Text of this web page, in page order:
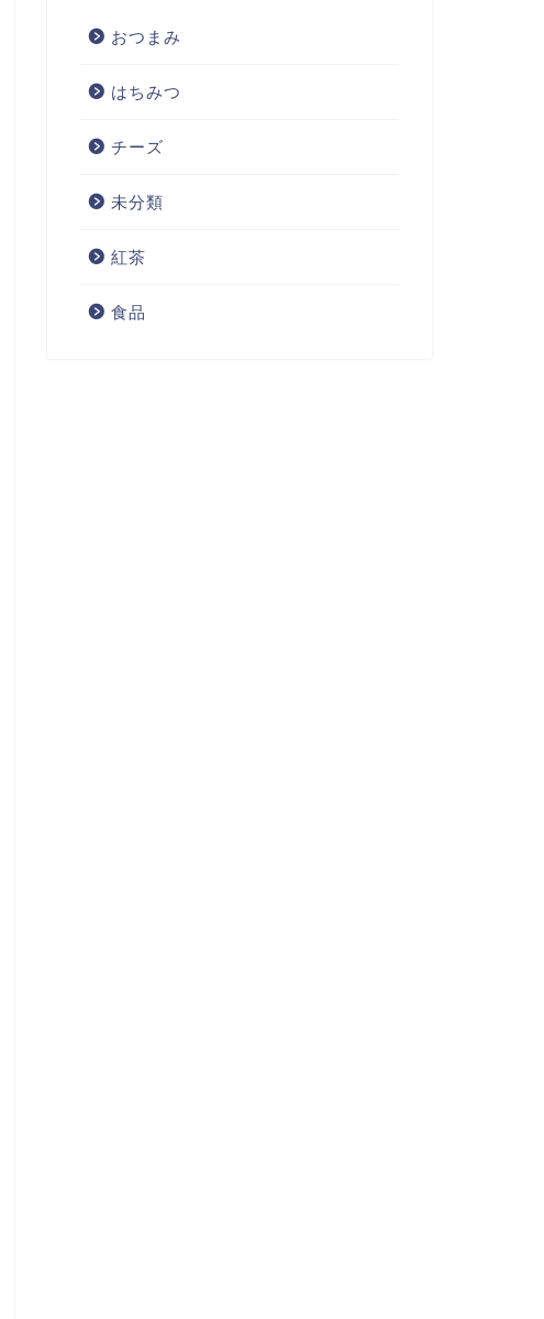
おつまみ
はちみつ
チーズ
未分類
紅茶
食品